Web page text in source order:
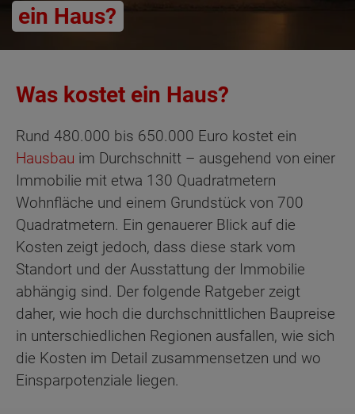
ein Haus?
Was kostet ein Haus?
Rund 480.000 bis 650.000 Euro kostet ein
Hausbau im Durchschnitt – ausgehend von einer
Immobilie mit etwa 130 Quadratmetern
Wohnfläche und einem Grundstück von 700
Quadratmetern. Ein genauerer Blick auf die
Kosten zeigt jedoch, dass diese stark vom
Standort und der Ausstattung der Immobilie
abhängig sind. Der folgende Ratgeber zeigt
daher, wie hoch die durchschnittlichen Baupreise
in unterschiedlichen Regionen ausfallen, wie sich
die Kosten im Detail zusammensetzen und wo
Einsparpotenziale liegen.